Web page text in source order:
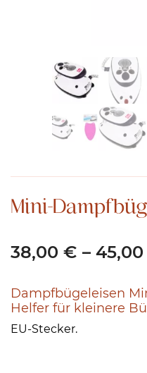
Mini-
38,00 € – 45,00
Dampfbügeleisen
Helfer für kleinere
EU-Stecker.